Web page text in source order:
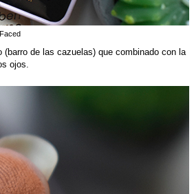
de las cazuelas) que combinado con la
ojos.